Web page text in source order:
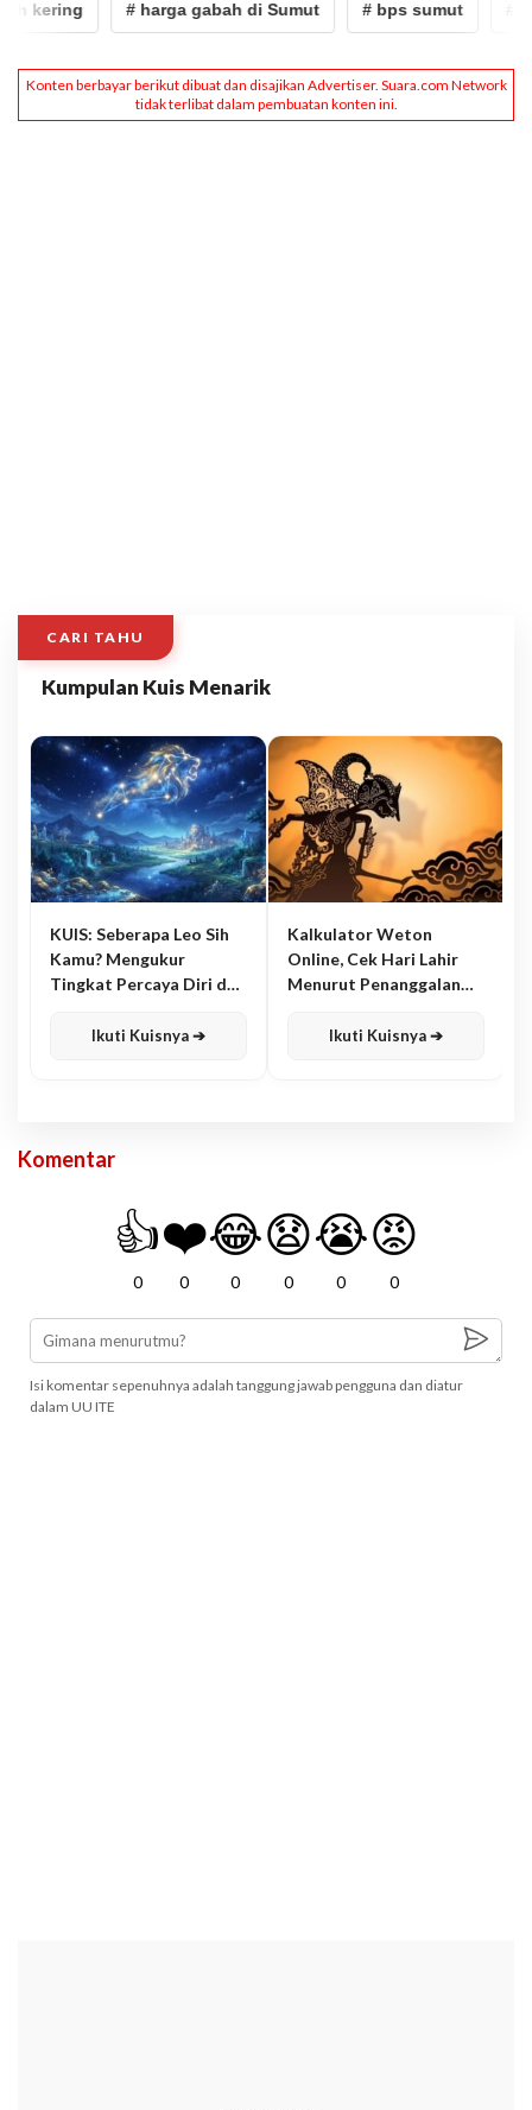
kering # harga gabah di Sumut # bps sumut
CARI TAHU
Kumpulan Kuis Menarik
KUIS: Seberapa Leo Sih
Kamu? Mengukur
Tingkat Percaya Diri dan
Ikuti Kuisnya ➔
Kalkulator Weton
Online, Cek Hari Lahir
Menurut Penanggalan
Ikuti Kuisnya ➔
Komentar
👍
0
❤️
0
😂
0
😧
0
😭
0
😡
0
Isi komentar sepenuhnya adalah tanggung jawab pengguna dan diatur
dalam UU ITE